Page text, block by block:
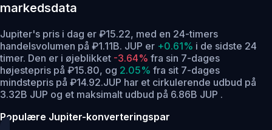
markedsdata
Jupiter's pris i dag er ₽15.22, med en 24-timers
handelsvolumen på ₽1.11B. JUP er +0.61% i de sidste 24
timer. Den er i øjeblikket -3.64% fra sin 7-dages
højestepris på ₽15.80, og 2.05% fra sit 7-dages
mindstepris på ₽14.92.JUP har et cirkulerende udbud på
3.32B JUP og et maksimalt udbud på 6.86B JUP .
Populære Jupiter-konverteringspar